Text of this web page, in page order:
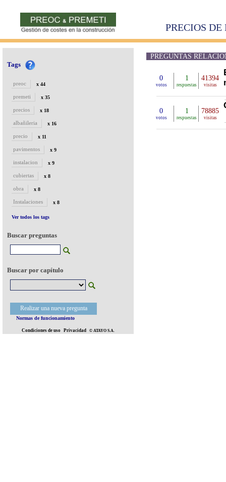
PRECIOS
Tags
preoc x 44
premeti x 35
precios x 18
albañileria x 16
precio x 11
pavimentos x 9
instalacion x 9
cubiertas x 8
obra x 8
Instalaciones x 8
Ver todos los tags
Buscar preguntas
Buscar por capítulo
Realizar una nueva pregunta
Normas de funcionamiento
Condiciones de uso Privacidad © ATAYO S.A.
PREGUNTAS
0
votos
1
respuestas
41394
visitas
0
votos
1
respuestas
78885
visitas